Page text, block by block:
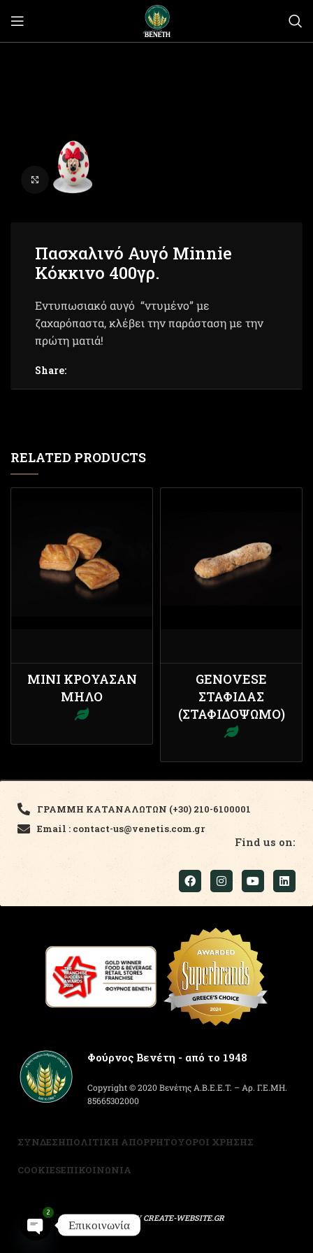
Click to enlarge
Πασχαλινό Αυγό Minnie
Κόκκινο 400γρ.
Εντυπωσιακό αυγό “ντυμένο” με
ζαχαρόπαστα, κλέβει την παράσταση με την
πρώτη ματιά!
Share:
RELATED PRODUCTS
ΜΊΝΙ ΚΡΟΥΑΣΆΝ
ΜΉΛΟ
GENOVESE
ΣΤΑΦΊΔΑΣ
(ΣΤΑΦΙΔΌΨΩΜΟ)
ΓΡΑΜΜΗ ΚΑΤΑΝΑΛΩΤΩΝ (+30) 210-6100001
Email : contact-us@venetis.com.gr
Find us on:
Φούρνος Βενέτη - από το 1948
Copyright © 2020 Βενέτης Α.Β.Ε.Ε.Τ. – Αρ. Γ.Ε.ΜΗ.
85665302000
ΣΥΝΔΕΣΗΠΟΛΙΤΙΚΗ ΑΠΟΡΡΗΤΟΥΟΡΟΙ ΧΡΗΣΗΣ
COOKIESΕΠΙΚΟΙΝΩΝΙΑ
POWERED BY CREATE-WEBSITE.GR
Επικοινωνία
2